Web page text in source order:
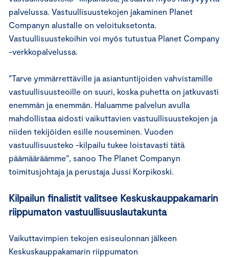
palvelussa. Vastuullisuustekojen jakaminen Planet
Companyn alustalle on veloituksetonta.
Vastuullisuustekoihin voi myös tutustua Planet Company
-verkkopalvelussa.
”Tarve ymmärrettäville ja asiantuntijoiden vahvistamille
vastuullisuusteoille on suuri, koska puhetta on jatkuvasti
enemmän ja enemmän. Haluamme palvelun avulla
mahdollistaa aidosti vaikuttavien vastuullisuustekojen ja
niiden tekijöiden esille nouseminen. Vuoden
vastuullisuusteko -kilpailu tukee loistavasti tätä
päämääräämme”, sanoo The Planet Companyn
toimitusjohtaja ja perustaja Jussi Korpikoski.
Kilpailun finalistit valitsee Keskuskauppakamarin
riippumaton vastuullisuuslautakunta
Vaikuttavimpien tekojen esiseulonnan jälkeen
Keskuskauppakamarin riippumaton